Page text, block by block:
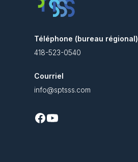
Téléphone (bureau régional)
418-523-0540
Courriel
info@sptsss.com